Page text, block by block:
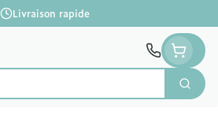
Livraison rapide